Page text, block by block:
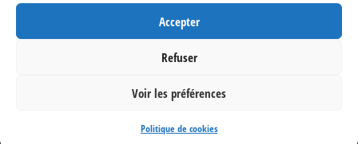
Accepter
Refuser
Voir les préférences
Politique de cookies
© Coopérative Cité Derrière 2022 – Visuel et